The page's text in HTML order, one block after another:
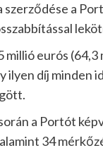
a
millió eurós
díj minden
a Portót
34